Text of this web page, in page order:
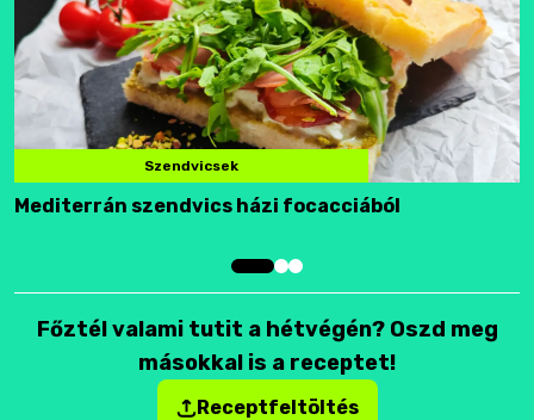
Szendvicsek
Mediterrán szendvics házi focacciából
Főztél valami tutit a hétvégén? Oszd meg
másokkal is a receptet!
Receptfeltöltés